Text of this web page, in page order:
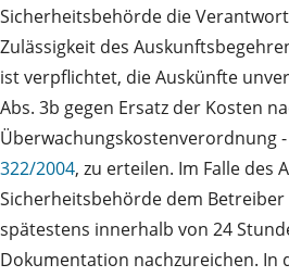
Sicherheitsbehörde die
Zulässigkeit des
ist verpflichtet, die Auskünfte
Abs. 3b gegen Ersatz der Kosten
Überwachungskostenverordnung -
322/2004, zu erteilen. Im Falle des
Sicherheitsbehörde dem
spätestens innerhalb von 24
Dokumentation nachzureichen. In